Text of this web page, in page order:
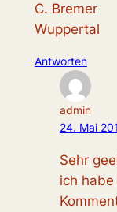
C. Bremer
Wuppertal
Antworten
admin
24. Mai
Sehr
ich